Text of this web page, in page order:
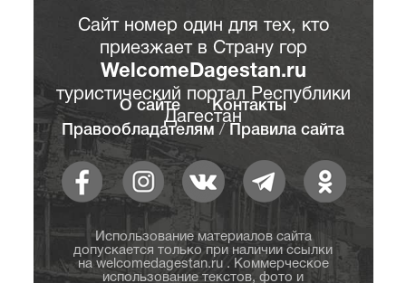
Сайт номер один для тех, кто
приезжает в Страну гор
WelcomeDagestan.ru
туристический портал Республики
Дагестан
О сайте
Контакты
Правообладателям / Правила сайта
Использование материалов сайта
допускается только при наличии ссылки
на welcomedagestan.ru . Коммерческое
использование текстов, фото и